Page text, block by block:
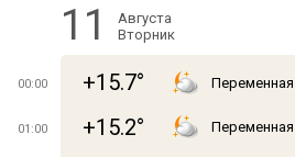
11
Августа
Вторник
00:00 +15.7°
01:00 +15.2°